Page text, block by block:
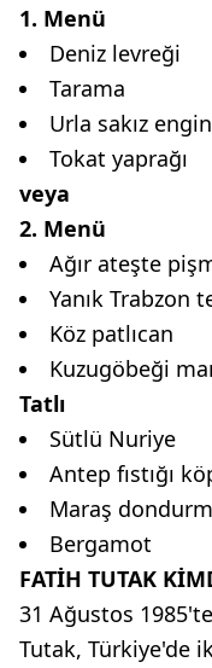
1. Menü
Deniz levreği
Tarama
Urla sakız
Tokat yaprağı
veya
2. Menü
Ağır ateşte
Yanık Trabzon
Köz patlıcan
Kuzugöbeği
Tatlı
Sütlü Nuriye
Antep fıstığı
Maraş
Bergamot
FATİH TUTAK
31 Ağustos
Tutak, Türkiye'de